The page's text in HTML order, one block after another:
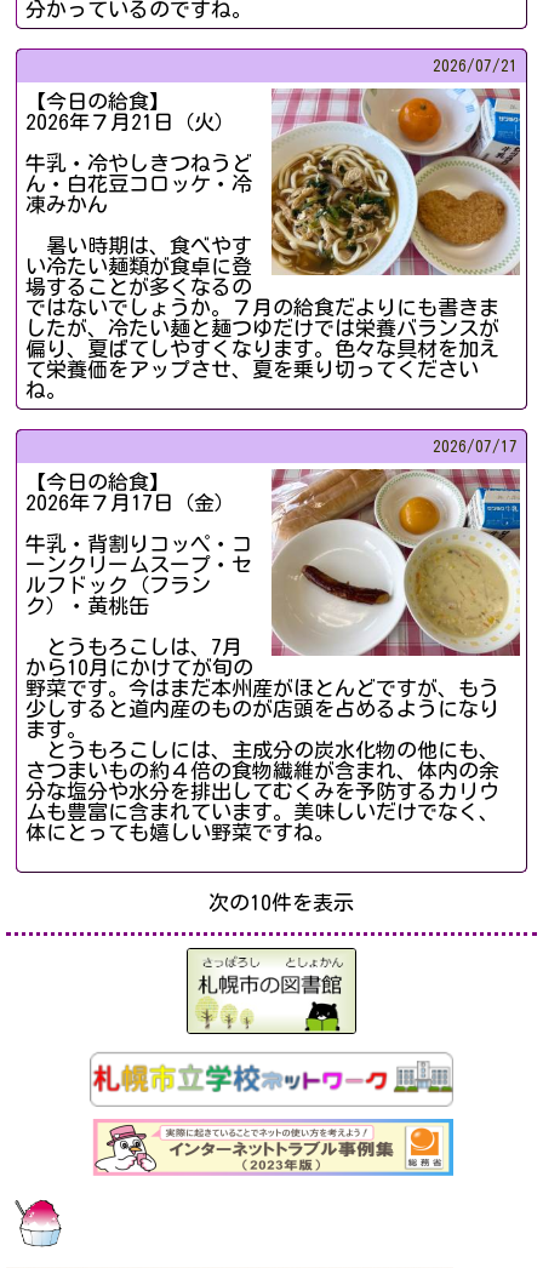
分かっているのですね。
2026/07/21
【今日の給食】
2026年７月21日（火）
牛乳・冷やしきつねうど
ん・白花豆コロッケ・冷
凍みかん
暑い時期は、食べやす
い冷たい麺類が食卓に登
場することが多くなるの
ではないでしょうか。７月の給食だよりにも書きま
したが、冷たい麺と麺つゆだけでは栄養バランスが
偏り、夏ばてしやすくなります。色々な具材を加え
て栄養価をアップさせ、夏を乗り切ってください
ね。
2026/07/17
【今日の給食】
2026年７月17日（金）
牛乳・背割りコッペ・コ
ーンクリームスープ・セ
ルフドック（フラン
ク）・黄桃缶
とうもろこしは、7月
から10月にかけてが旬の
野菜です。今はまだ本州産がほとんどですが、もう
少しすると道内産のものが店頭を占めるようになり
ます。
とうもろこしには、主成分の炭水化物の他にも、
さつまいもの約４倍の食物繊維が含まれ、体内の余
分な塩分や水分を排出してむくみを予防するカリウ
ムも豊富に含まれています。美味しいだけでなく、
体にとっても嬉しい野菜ですね。
次の10件を表示